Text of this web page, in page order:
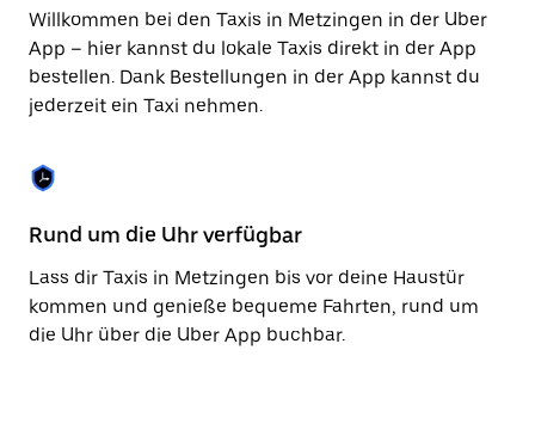
Datum
auszuwählen.
Drücke
die
Escape-
den
Kalender
schließen.
Willkommen bei den Taxis in Metzingen in der Uber
App – hier kannst du lokale Taxis direkt in der App
bestellen. Dank Bestellungen in der App kannst du
jederzeit ein Taxi nehmen.
Rund um die Uhr verfügbar
Lass dir Taxis in Metzingen bis vor deine Haustür
kommen und genieße bequeme Fahrten, rund um
die Uhr über die Uber App buchbar.